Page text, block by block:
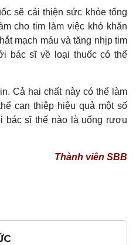
sẽ cải thiện sức khỏe tổng
cho tim làm việc khó khăn
mạch máu và tăng nhịp tim
bác sĩ về loại thuốc có thể
Cả hai chất này có thể làm
can thiệp hiệu quả một số
bác sĩ thế nào là uống rượu
Thành viên SBB